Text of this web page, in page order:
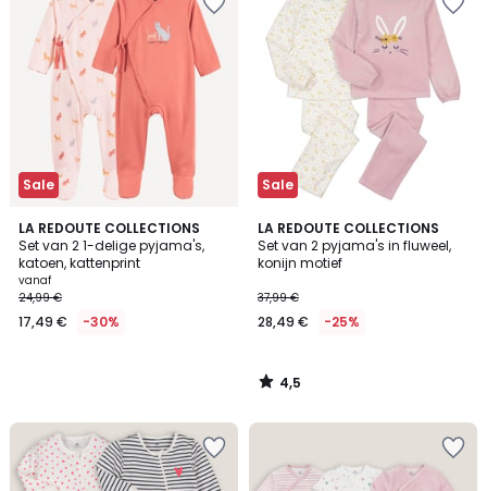
korting
toegepast.
Sale
LA REDOUTE COLLECTIONS
Set van 2 1-delige pyjama's,
katoen, kattenprint
vanaf
24,99 €
17,49 € -30%
Sale
LA REDOUTE COLLECTIONS
Set van 2 pyjama's in fluweel,
konijn motief
37,99 €
28,49 € -25%
4,5
/ 5
4,5
/